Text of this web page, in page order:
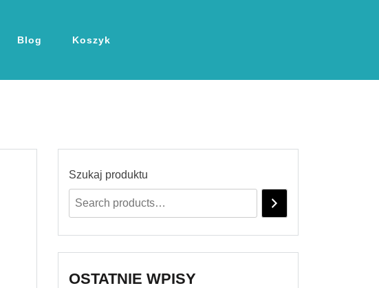
Blog Koszyk
Szukaj produktu
OSTATNIE WPISY